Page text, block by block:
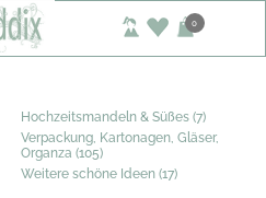
0
Hochzeitsmandeln & Süßes (7)
Verpackung, Kartonagen, Gläser,
Organza (105)
Weitere schöne Ideen (17)